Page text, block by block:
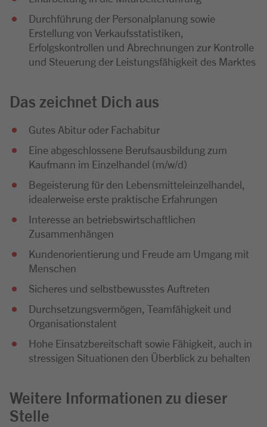
Durchführung der Personalplanung sowie
Erstellung von Verkaufsstatistiken,
Erfolgskontrollen und Abrechnungen zur Kontrolle
und Steuerung der Leistungsfähigkeit des Marktes
Das zeichnet Dich aus
Gutes Abitur oder Fachabitur
Eine abgeschlossene Berufsausbildung zum
Kaufmann im Einzelhandel (m/w/d)
Begeisterung für den Lebensmitteleinzelhandel,
idealerweise erste praktische Erfahrungen
Interesse an betriebswirtschaftlichen
Zusammenhängen
Kundenorientierung und Freude am Umgang mit
Menschen
Sicheres und selbstbewusstes Auftreten
Durchsetzungsvermögen, Teamfähigkeit und
Organisationstalent
Hohe Einsatzbereitschaft sowie Fähigkeit, auch in
stressigen Situationen den Überblick zu behalten
Weitere Informationen zu dieser
Stelle